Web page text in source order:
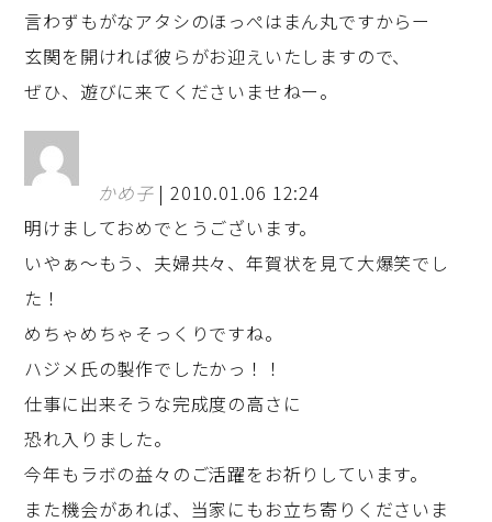
言わずもがなアタシのほっぺはまん丸ですからー
玄関を開ければ彼らがお迎えいたしますので、
ぜひ、遊びに来てくださいませねー。
かめ子| 2010.01.06 12:24
明けましておめでとうございます。
いやぁ～もう、夫婦共々、年賀状を見て大爆笑でし
た！
めちゃめちゃそっくりですね。
ハジメ氏の製作でしたかっ！！
仕事に出来そうな完成度の高さに
恐れ入りました。
今年もラボの益々のご活躍をお祈りしています。
また機会があれば、当家にもお立ち寄りくださいま